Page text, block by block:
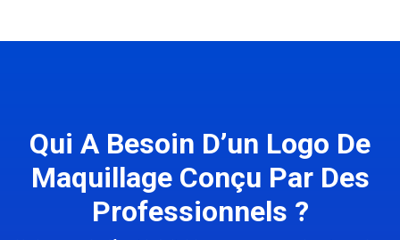
Qui A Besoin D’un Logo De
Maquillage Conçu Par Des
Professionnels ?